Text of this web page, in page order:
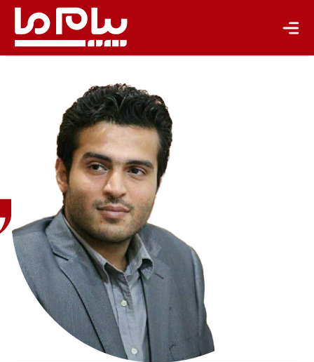
ارشد علوم و
مهندسی
محیط‌زیست